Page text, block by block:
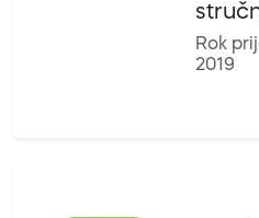
Rok
2019